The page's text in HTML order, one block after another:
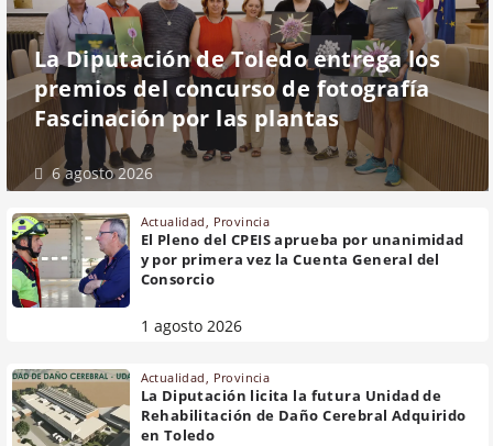
La Diputación de Toledo entrega los
premios del concurso de fotografía
Fascinación por las plantas
6 agosto 2026
Actualidad, Provincia
El Pleno del CPEIS aprueba por unanimidad
y por primera vez la Cuenta General del
Consorcio
1 agosto 2026
Actualidad Provincia
La Diputación licita la futura Unidad de
Rehabilitación de Daño Cerebral Adquirido
en Toledo